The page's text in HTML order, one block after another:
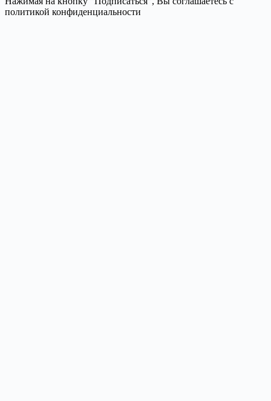
политикой конфиденциальности